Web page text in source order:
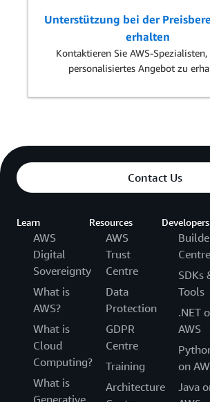
Unterstützung bei der
erhalten
Kontaktieren Sie AWS-
personalisiertes Angebot zu
Contact Us
Learn
AWS
Digital
Sovereignty
What is
AWS?
What is
Cloud
Computing?
What is
Generative
Resources
AWS
Trust
Centre
Data
Protection
GDPR
Centre
Training
Architecture
Developers
Centre
SDKs
Tools
.NET
AWS
on
Java